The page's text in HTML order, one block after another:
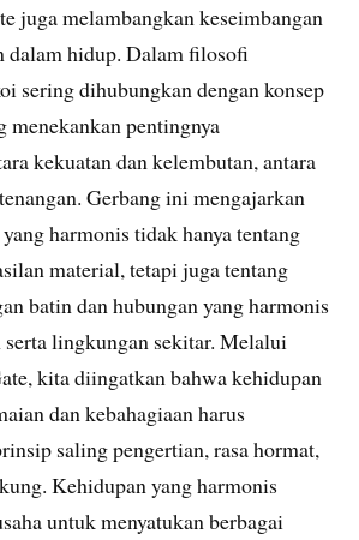
juga melambangkan keseimbangan
dalam hidup. Dalam filosofi
sering dihubungkan dengan konsep
menekankan pentingnya
kekuatan dan kelembutan, antara
Gerbang ini mengajarkan
harmonis tidak hanya tentang
material, tetapi juga tentang
batin dan hubungan yang harmonis
serta lingkungan sekitar. Melalui
kita diingatkan bahwa kehidupan
dan kebahagiaan harus
saling pengertian, rasa hormat,
Kehidupan yang harmonis
untuk menyatukan berbagai